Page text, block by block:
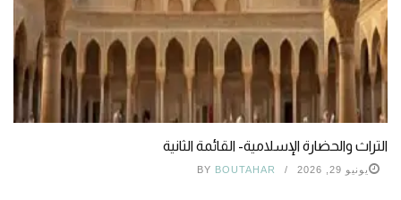
التراث والحضارة الإسلامية- القائمة الثانية
يونيو 29, 2026 BY BOUTAHAR